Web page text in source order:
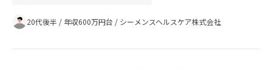
20代後半 / 年収600万円台 / シーメンスヘルスケア株式会社